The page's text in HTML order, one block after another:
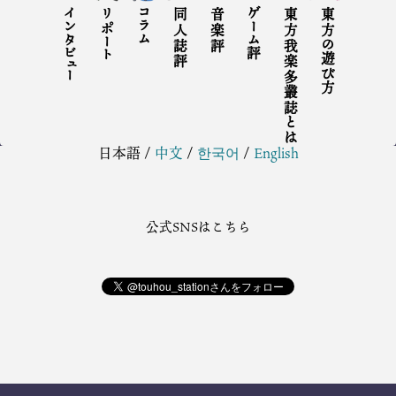
インタビュー リポート コラム 同人誌評 音楽評 ゲーム評 東方我楽多叢誌とは 東方の遊び方
日本語/ 中文 / 한국어 / English
公式SNSはこちら